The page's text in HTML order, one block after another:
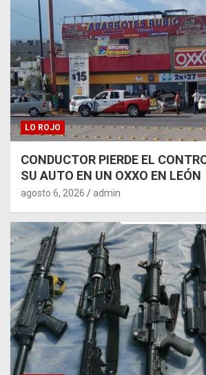
LO ROJO
CONDUCTOR PIERDE EL
SU AUTO EN UN OXXO EN LEÓN
agosto 6, 2026 admin